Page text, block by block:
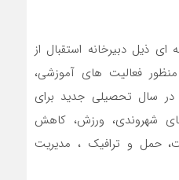
ذیل دبیرخانه استقبال از
فعالیت های آموزشی،
در سال تحصیلی جدید برای
شهروندی، ورزش، کاهش
حمل و ترافیک ، مدیریت